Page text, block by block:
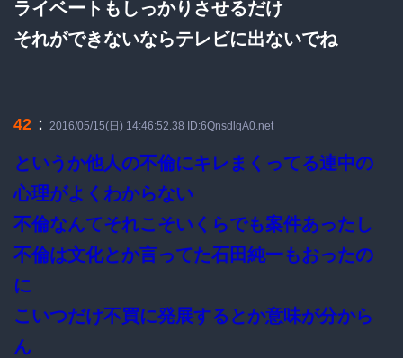
ライベートもしっかりさせるだけ
それができないならテレビに出ないでね
42 ： 2016/05/15(日) 14:46:52.38 ID:6QnsdlqA0.net
というか他人の不倫にキレまくってる連中の
心理がよくわからない
不倫なんてそれこそいくらでも案件あったし
不倫は文化とか言ってた石田純一もおったの
に
こいつだけ不買に発展するとか意味が分から
ん